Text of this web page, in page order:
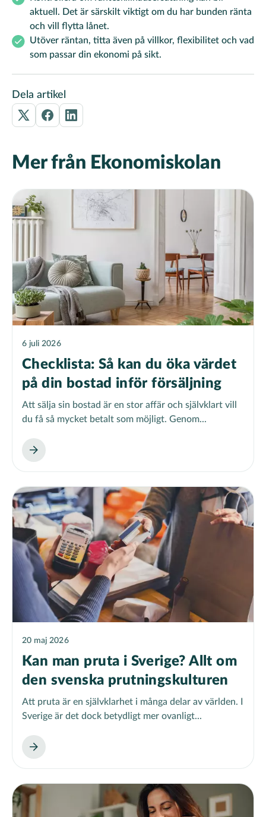
aktuell. Det är särskilt viktigt om du har bunden ränta
och vill flytta lånet.
Utöver räntan, titta även på villkor, flexibilitet och vad
som passar din ekonomi på sikt.
Dela artikel
Mer från Ekonomiskolan
6 juli 2026
Checklista: Så kan du öka värdet
på din bostad inför försäljning
Att sälja sin bostad är en stor affär och självklart vill
du få så mycket betalt som möjligt. Genom...
20 maj 2026
Kan man pruta i Sverige? Allt om
den svenska prutningskulturen
Att pruta är en självklarhet i många delar av världen. I
Sverige är det dock betydligt mer ovanligt...